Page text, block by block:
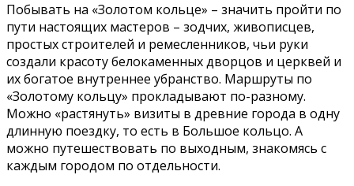
Побывать на «Золотом кольце» – значить пройти по
пути настоящих мастеров – зодчих, живописцев,
простых строителей и ремесленников, чьи руки
создали красоту белокаменных дворцов и церквей и
их богатое внутреннее убранство. Маршруты по
«Золотому кольцу» прокладывают по-разному.
Можно «растянуть» визиты в древние города в одну
длинную поездку, то есть в Большое кольцо. А
можно путешествовать по выходным, знакомясь с
каждым городом по отдельности.